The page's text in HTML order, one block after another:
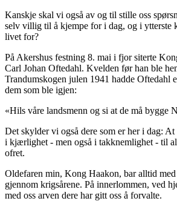
Kanskje skal vi også av og til stille oss
selv villig til å kjempe for i dag, og i ytterste
livet for?
På Akershus festning 8. mai i fjor siterte
Carl Johan Oftedahl. Kvelden før han ble
Trandumskogen julen 1941 hadde Oftedahl
dem som ble igjen:
«Hils våre landsmenn og si at de må bygge
Det skylder vi også dere som er her i dag:
i kjærlighet - men også i takknemlighet - til
ofret.
Oldefaren min, Kong Haakon, bar alltid
gjennom krigsårene. På innerlommen, ved
med oss arven dere har gitt oss å forvalte.